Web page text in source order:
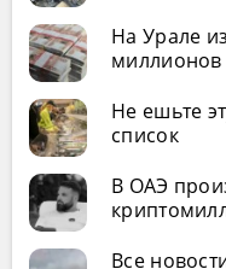
На Урале
миллионов
Не ешьте
список
В ОАЭ
Все